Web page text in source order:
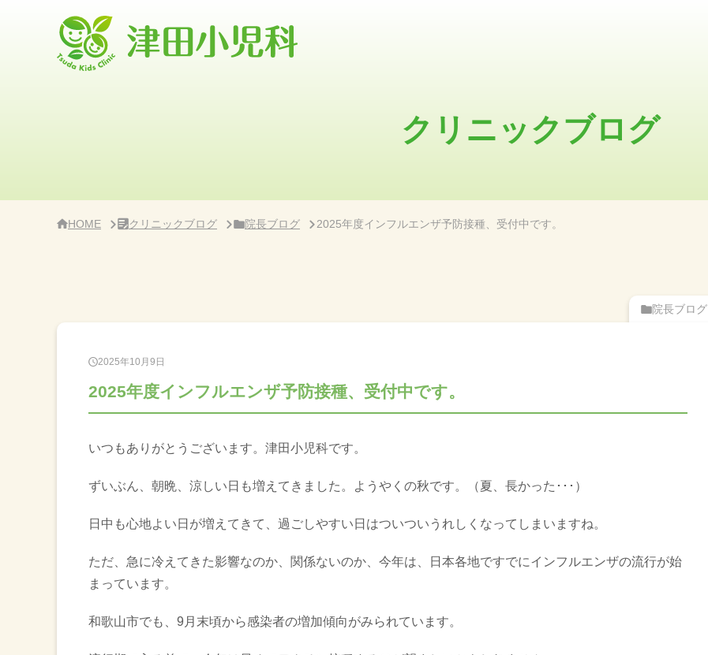
クリニックブログ
HOME クリニックブログ 院長ブログ 2025年度インフルエンザ予防接種、受付中です。
院長ブログ
2025年10月9日
2025年度インフルエンザ予防接種、受付中です。
いつもありがとうございます。津田小児科です。
ずいぶん、朝晩、涼しい日も増えてきました。ようやくの秋です。（夏、長かった･･･）
日中も心地よい日が増えてきて、過ごしやすい日はついついうれしくなってしまいますね。
ただ、急に冷えてきた影響なのか、関係ないのか、今年は、日本各地ですでにインフルエンザの流行が始
まっています。
和歌山市でも、9月末頃から感染者の増加傾向がみられています。